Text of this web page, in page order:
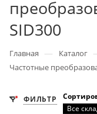
SID300
Главная — Каталог
Частотные
ФИЛЬТР
Все